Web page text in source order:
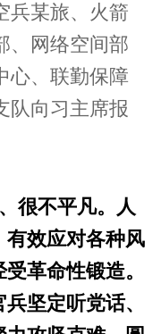
兵某旅、火箭
、网络空间部
心、联勤保障
队向习主席报
很不平凡。人
有效应对各种风
革命性锻造。
坚定听党话、